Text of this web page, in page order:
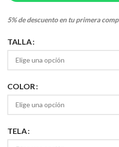
5% de descuento en tu primera
TALLA
COLOR
TELA